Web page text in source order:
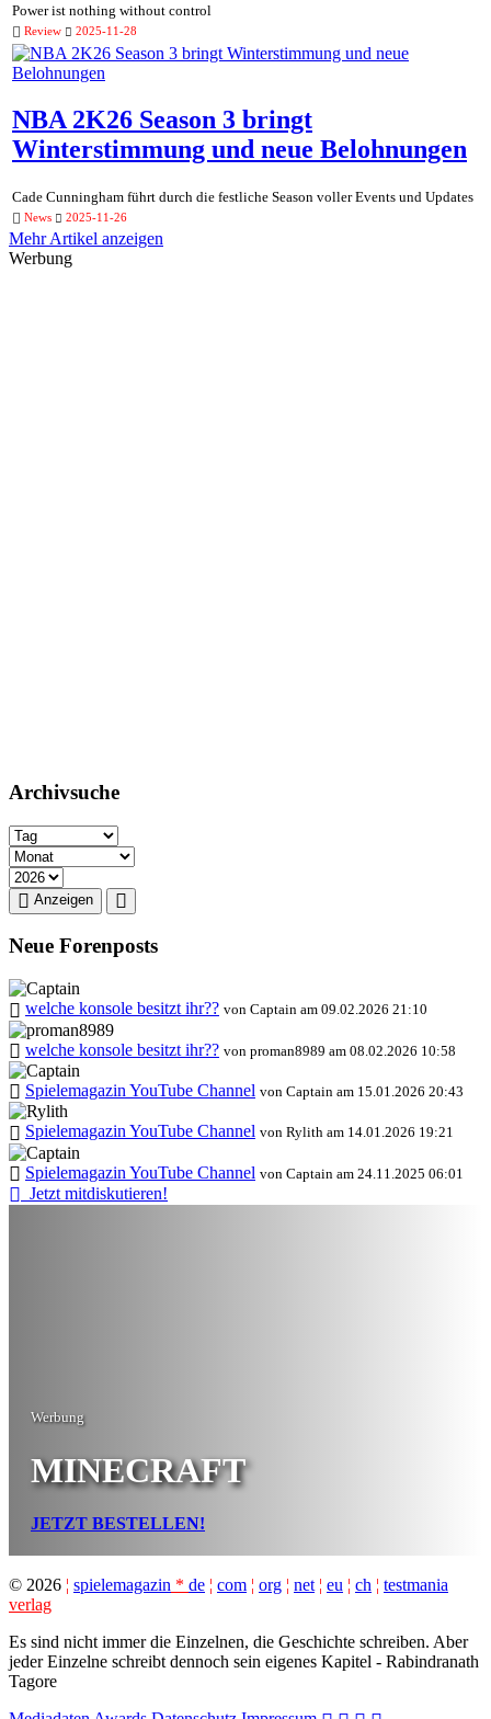
Power ist nothing without control
Review 2025-11-28
NBA 2K26 Season 3 bringt
Winterstimmung und neue Belohnungen
Cade Cunningham führt durch die festliche Season voller Events und Updates
News 2025-11-26
Mehr Artikel anzeigen
Werbung
Archivsuche
Anzeigen
Neue Forenposts
welche konsole besitzt ihr?? von Captain am 09.02.2026 21:10
welche konsole besitzt ihr?? von proman8989 am 08.02.2026 10:58
Spielemagazin YouTube Channel von Captain am 15.01.2026 20:43
Spielemagazin YouTube Channel von Rylith am 14.01.2026 19:21
Spielemagazin YouTube Channel von Captain am 24.11.2025 06:01
Jetzt mitdiskutieren!
Werbung
MINECRAFT
JETZT BESTELLEN!
© 2026 ¦ spielemagazin * de ¦ com ¦ org ¦ net ¦ eu ¦ ch ¦ testmania
verlag
Es sind nicht immer die Einzelnen, die Geschichte schreiben. Aber
jeder Einzelne schreibt dennoch sein eigenes Kapitel - Rabindranath
Tagore